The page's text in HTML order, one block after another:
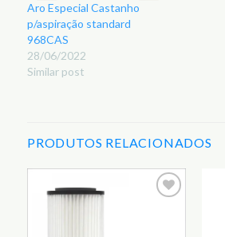
Aro Especial Castanho
p/aspiração standard
968CAS
28/06/2022
Similar post
PRODUTOS RELACIONADOS